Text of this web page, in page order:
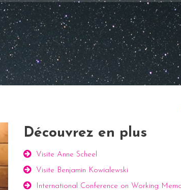
Découvrez en plus
Visite Anne Scheel
Visite Benjamin Kowialewski
International Conference on Working